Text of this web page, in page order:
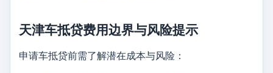
天津车抵贷费用边界与风险提示
申请车抵贷前需了解潜在成本与风险：